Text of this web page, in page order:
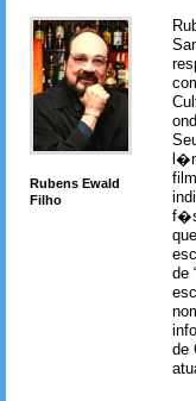
Rubens Ewald
Filho
de
de